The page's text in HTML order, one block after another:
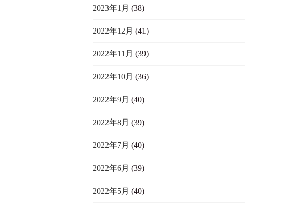
2023年1月 (38)
2022年12月 (41)
2022年11月 (39)
2022年10月 (36)
2022年9月 (40)
2022年8月 (39)
2022年7月 (40)
2022年6月 (39)
2022年5月 (40)